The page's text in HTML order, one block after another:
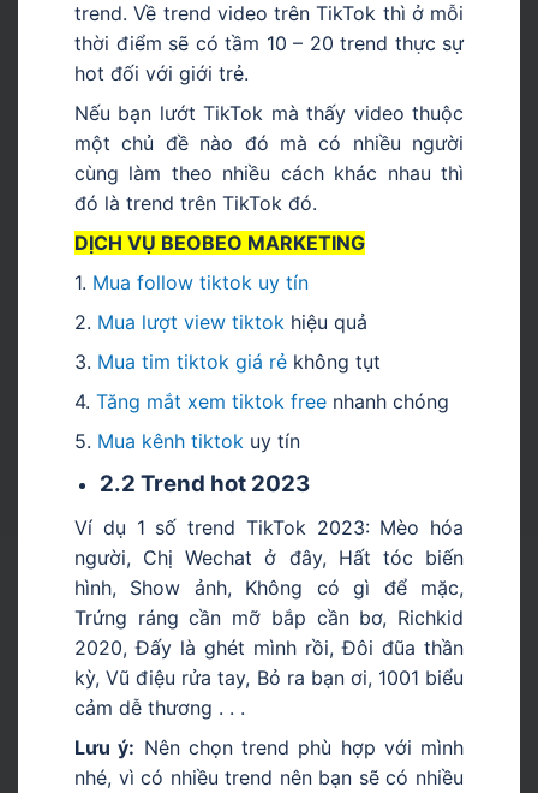
trend. Về trend video trên TikTok thì ở mỗi
thời điểm sẽ có tầm 10 – 20 trend thực sự
hot đối với giới trẻ.
Nếu bạn lướt TikTok mà thấy video thuộc
một chủ đề nào đó mà có nhiều người
cùng làm theo nhiều cách khác nhau thì
đó là trend trên TikTok đó.
DỊCH VỤ BEOBEO MARKETING
1. Mua follow tiktok uy tín
2. Mua lượt view tiktok hiệu quả
3. Mua tim tiktok giá rẻ không tụt
4. Tăng mắt xem tiktok free nhanh chóng
5. Mua kênh tiktok uy tín
2.2 Trend hot 2023
Ví dụ 1 số trend TikTok 2023: Mèo hóa
người, Chị Wechat ở đây, Hất tóc biến
hình, Show ảnh, Không có gì để mặc,
Trứng ráng cần mỡ bắp cần bơ, Richkid
2020, Đấy là ghét mình rồi, Đôi đũa thần
kỳ, Vũ điệu rửa tay, Bỏ ra bạn ơi, 1001 biểu
cảm dễ thương . . .
Lưu ý: Nên chọn trend phù hợp với mình
nhé, vì có nhiều trend nên bạn sẽ có nhiều